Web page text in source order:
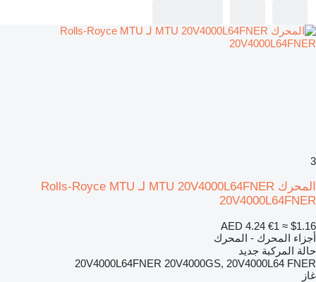
3
المحرك MTU 20V4000L64FNER لـ Rolls-Royce MTU
20V4000L64FNER
AED 4.24 €1 ≈ $1.16
أجزاء المحرك - المحرك
حالة المركبة جديد
20V4000L64FNER 20V4000GS, 20V4000L64 FNER
غاز